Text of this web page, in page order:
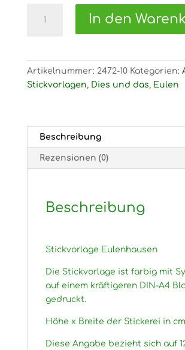
Stickvorlage
In den
Artikelnummer: 2472-10 Kategorien:
Stickvorlagen, Dies und das, Eulen
Beschreibung
Rezensionen (0)
Beschreibung
Stickvorlage Eulenhausen
Die Stickvorlage ist farbig mit
auf einem kräftigeren DIN-A4
gedruckt.
Höhe x Breite der Stickerei in
Diese Angabe bezieht sich auf